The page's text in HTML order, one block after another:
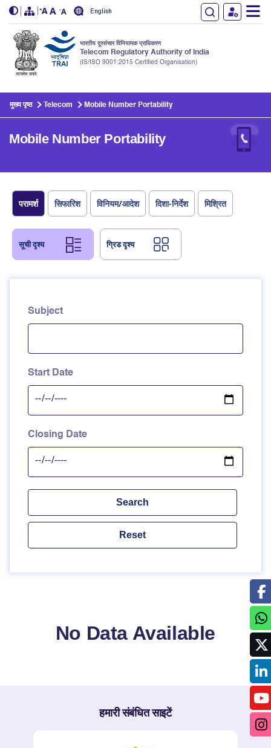
English
भारतीय दूरसंचार विनियामक प्राधिकरण
Telecom Regulatory Authority of India
(IS/ISO 9001:2015 Certified Organisation)
मुख्य पृष्ठ Telecom Mobile Number Portability
Mobile Number Portability
परामर्श सिफारिश विनियम/आदेश दिशा-निर्देश मिश्रित
सूची दृश्य ग्रिड दृश्य
Subject
Start Date
Closing Date
No Data Available
हमारी संबंधित साइटें